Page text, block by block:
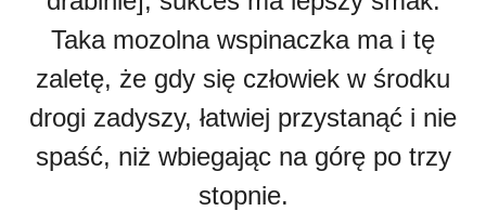
Taka mozolna wspinaczka ma i tę
zaletę, że gdy się człowiek w środku
drogi zadyszy, łatwiej przystanąć i nie
spaść, niż wbiegając na górę po trzy
stopnie.